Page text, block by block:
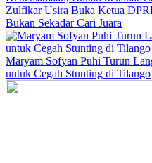
Zulfikar Usira Buka Ketua
Bukan Sekadar Cari Juara
Maryam Sofyan Puhi Turun
untuk Cegah Stunting di Tilango